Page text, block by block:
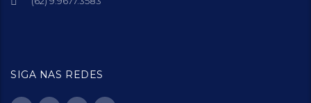
SIGA NAS REDES